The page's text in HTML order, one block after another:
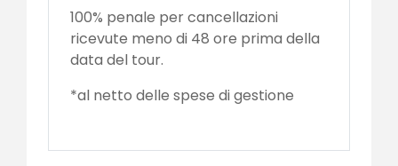
100% penale per cancellazioni
ricevute meno di 48 ore prima della
data del tour.
*al netto delle spese di gestione